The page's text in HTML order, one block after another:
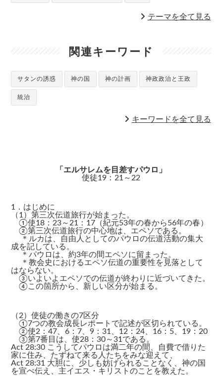
テーマを全て見る
関連キーワード
サタンの誘惑 神の国 神の計画 神政政治と王政
統治
キーワードを全て見る
「エルサレムを目差すパウロ」
使徒19：21～22
1．はじめに
（1）第三次伝道旅行が始まった。
①使18：23～21：17（紀元53年の春から56年の春）
②第三次伝道旅行の中心地は、エペソである。
＊ルカは、自由人としてのパウロの伝道活動の集大
成を記している。
＊パウロは、約3年の間エペソに留まった。
＊教会史におけるエペソ伝道の重要性を見落として
はならない。
③いよいよエペソでの伝道が終わりに近づいてきた。
④この箇所から、新しい区分が始まる。
（2）使徒の働きの7区分
①7つの教会成長レポートで記述が区切られている。
②使2：47、6：7、9：31、12：24、16：5、19：20
③第7番目は、使28：30～31である。
Act 28:30 こうしてパウロは満二年の間、自費で借りた
家に住み、たずねて来る人たちをみな迎えて、
Act 28:31 大胆に、少しも妨げられることなく、神の国
を宣べ伝え、主イエス・キリストのことを教えた。